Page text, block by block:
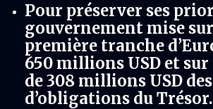
Pour préserver ses
gouvernement mise
première tranche
650 millions USD et sur
de 308 millions USD
d’obligations du Trésor.